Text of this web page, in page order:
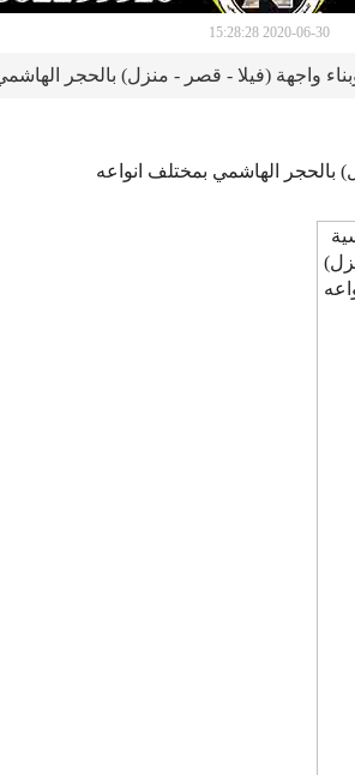
2020-06-30 15:28:28
واجهة (فيلا - قصر - منزل) بالحجر
بالحجر الهاشمي بمختلف انواعه